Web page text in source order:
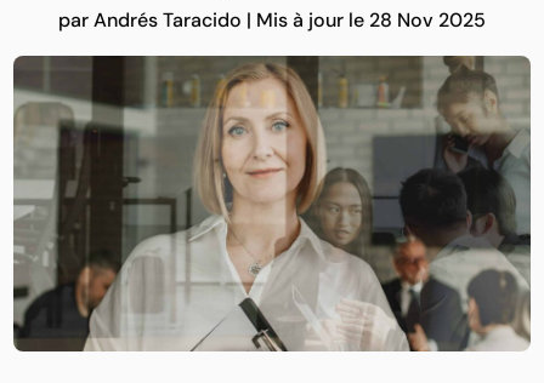
parAndrés Taracido | Mis à jour le 28 Nov 2025